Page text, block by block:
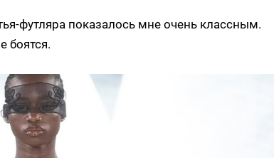
футляра показалось мне очень классным.
боятся.